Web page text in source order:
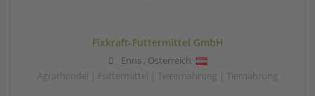
Fixkraft-Futtermittel GmbH
Enns , Österreich
Agrarhandel | Futtermittel | Tierernährung | Tiernahrung